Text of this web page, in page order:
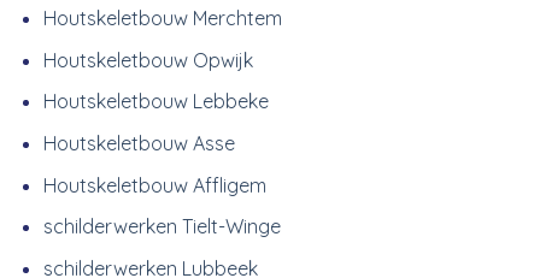
Houtskeletbouw Merchtem
Houtskeletbouw Opwijk
Houtskeletbouw Lebbeke
Houtskeletbouw Asse
Houtskeletbouw Affligem
schilderwerken Tielt-Winge
schilderwerken Lubbeek